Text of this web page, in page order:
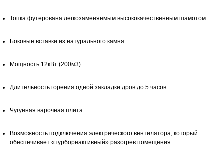
Топка футерована легкозаменяемым высококачественным шамотом
Боковые вставки из натурального камня
Мощность 12кВт (200м3)
Длительность горения одной закладки дров до 5 часов
Чугунная варочная плита
Возможность подключения электрического вентилятора, который
обеспечивает «турбореактивный» разогрев помещения